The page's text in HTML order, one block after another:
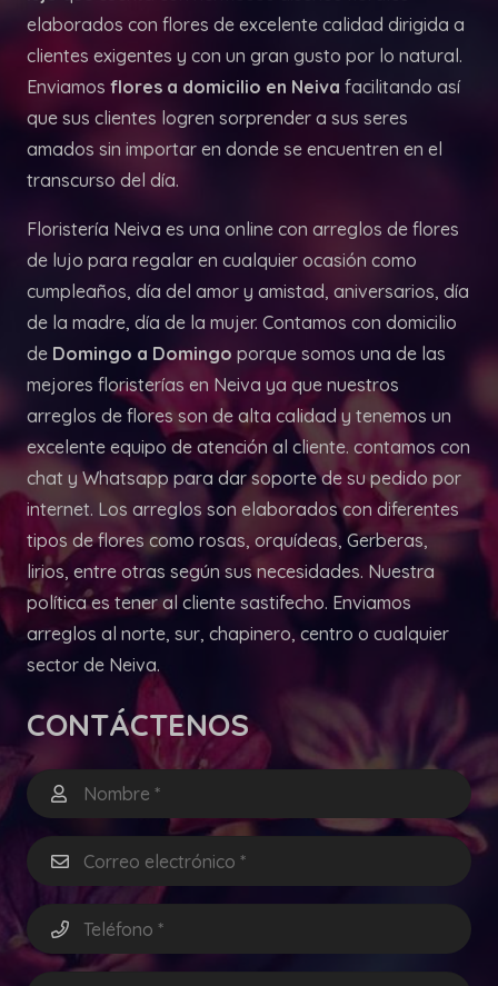
elaborados con flores de excelente calidad dirigida a
clientes exigentes y con un gran gusto por lo natural.
Enviamos flores a domicilio en Neiva facilitando así
que sus clientes logren sorprender a sus seres
amados sin importar en donde se encuentren en el
transcurso del día.
Floristería Neiva es una online con arreglos de flores
de lujo para regalar en cualquier ocasión como
cumpleaños, día del amor y amistad, aniversarios, día
de la madre, día de la mujer. Contamos con domicilio
de Domingo a Domingo porque somos una de las
mejores floristerías en Neiva ya que nuestros
arreglos de flores son de alta calidad y tenemos un
excelente equipo de atención al cliente. contamos con
chat y Whatsapp para dar soporte de su pedido por
internet. Los arreglos son elaborados con diferentes
tipos de flores como rosas, orquídeas, Gerberas,
lirios, entre otras según sus necesidades. Nuestra
política es tener al cliente sastifecho. Enviamos
arreglos al norte, sur, chapinero, centro o cualquier
sector de Neiva.
CONTÁCTENOS